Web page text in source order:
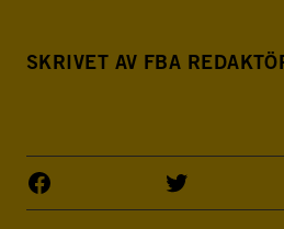
SKRIVET AV FBA